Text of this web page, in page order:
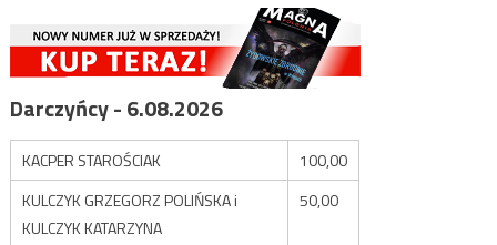
Darczyńcy - 6.08.2026
KACPER STAROŚCIAK
100,00
KULCZYK GRZEGORZ POLIŃSKA i
KULCZYK KATARZYNA
50,00